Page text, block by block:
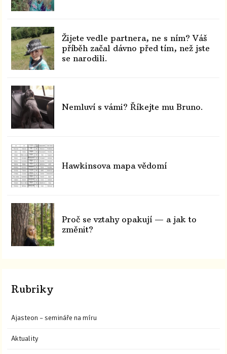
Žijete vedle partnera, ne s ním? Váš
příběh začal dávno před tím, než jste
se narodili.
Nemluví s vámi? Říkejte mu Bruno.
Hawkinsova mapa vědomí
Proč se vztahy opakují — a jak to
změnit?
Rubriky
Ajasteon – semináře na míru
Aktuality